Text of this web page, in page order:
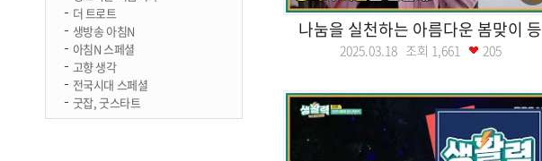
더 트로트
생방송 아침N
아침N 스페셜
고향 생각
전국시대 스페셜
굿잡, 굿스타트
나눔을 실천하는 아름다운 봄맞이 등
2025.03.18 조회 1,661 205